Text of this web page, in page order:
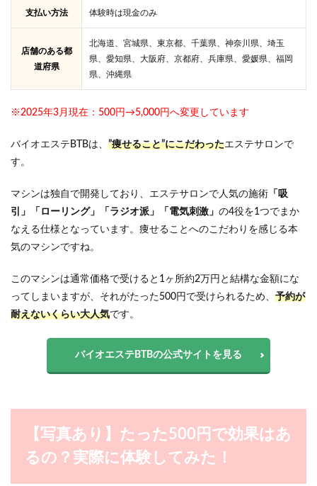
支払い方法 体験時は現金のみ
店舗のある都
道府県
北海道、宮城県、東京都、千葉県、神奈川県、埼玉
県、愛知県、大阪府、京都府、兵庫県、愛媛県、福岡
県、沖縄県
※2025年3月現在：500円→5,000円へ変更しています
バイオエステBTBは、 ”痩せること”にこだわったエステサロンで
す。
マシンは独自で開発しており、エステサロンで人気の施術 「吸
引」「ローリング」「ラジオ派」「電気刺激」 の4役を1つでまか
なえる仕様となっています。痩せることへのこだわりを感じる本
気のマシンですね。
このマシンは通常価格で受けると1ヶ所約2万円と結構な金額にな
ってしまいますが、それがたった500円で受けられるため、 予約が
耐えないくらい大人気です。
バイオエステBTBの公式サイトを見る
【写真あり】たった500円で効果はあ
るの？実際に体験してみた！